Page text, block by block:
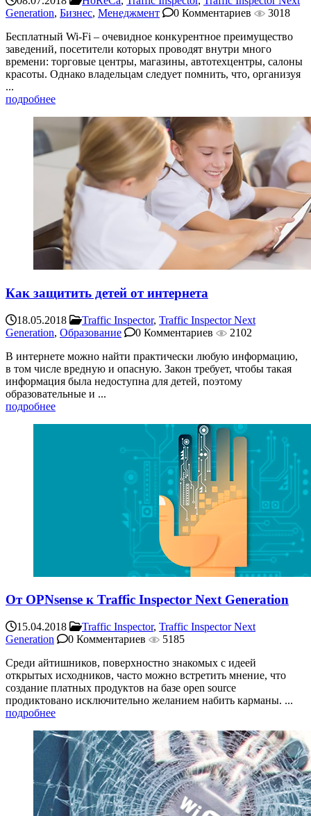
Generation, Бизнес, Менеджмент 0 Комментариев
3018
Бесплатный Wi-Fi – очевидное конкурентное преимущество
заведений, посетители которых проводят внутри много
времени: торговые центры, магазины, автотехцентры, салоны
красоты. Однако владельцам следует помнить, что, организуя
...
подробнее
Как защитить детей от интернета
18.05.2018 Traffic Inspector, Traffic Inspector Next
Generation, Образование 0 Комментариев
2102
В интернете можно найти практически любую информацию,
в том числе вредную и опасную. Закон требует, чтобы такая
информация была недоступна для детей, поэтому
образовательные и ...
подробнее
От OPNsense к Traffic Inspector Next Generation
15.04.2018 Traffic Inspector, Traffic Inspector Next
Generation
0 Комментариев
5185
Среди айтишников, поверхностно знакомых с идеей
открытых исходников, часто можно встретить мнение, что
создание платных продуктов на базе open source
продиктовано исключительно желанием набить карманы. ...
подробнее